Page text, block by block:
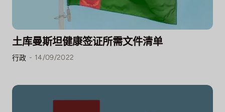
土库曼斯坦健康签证所需文件清单
行政 - 14/09/2022